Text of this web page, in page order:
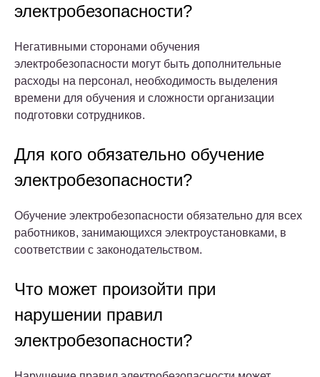
электробезопасности?
Негативными сторонами обучения
электробезопасности могут быть дополнительные
расходы на персонал, необходимость выделения
времени для обучения и сложности организации
подготовки сотрудников.
Для кого обязательно обучение
электробезопасности?
Обучение электробезопасности обязательно для всех
работников, занимающихся электроустановками, в
соответствии с законодательством.
Что может произойти при
нарушении правил
электробезопасности?